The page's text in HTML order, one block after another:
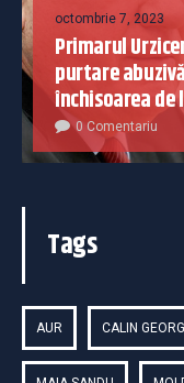
octombrie 7, 2023
Primarul
purtare
închisoarea de
0 Comentariu
Tags
AUR CALIN